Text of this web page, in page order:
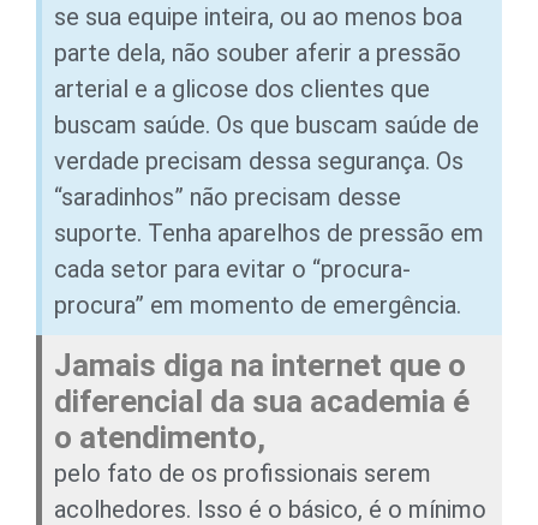
se sua equipe inteira, ou ao menos boa
parte dela, não souber aferir a pressão
arterial e a glicose dos clientes que
buscam saúde. Os que buscam saúde de
verdade precisam dessa segurança. Os
“saradinhos” não precisam desse
suporte. Tenha aparelhos de pressão em
cada setor para evitar o “procura-
procura” em momento de emergência.
Jamais diga na internet que o
diferencial da sua academia é
o atendimento,
pelo fato de os profissionais serem
acolhedores. Isso é o básico, é o mínimo